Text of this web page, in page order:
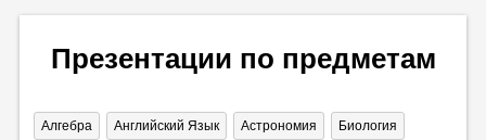
Презентации по предметам
Алгебра Английский Язык Астрономия Биология